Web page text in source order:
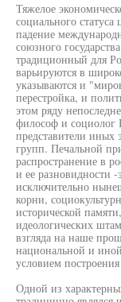
Тяжелое
социального
падение
союзного
традиционный для
варьируются в
указываются и
перестройка, и
этом ряду
философ и
представители иных
групп. Печальной
распространение в
и ее разновидности
исключительно
корни,
исторической
идеологических
взгляда на наше
национальной и
условием
Одной из